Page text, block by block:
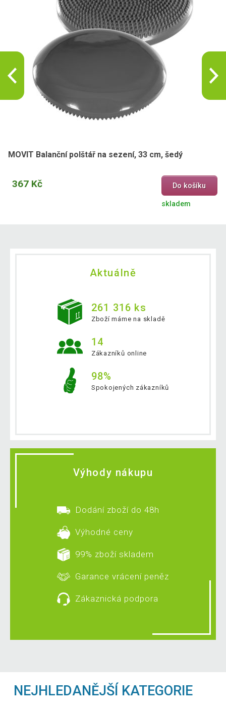
MOVIT Balanční polštář na sezení, 33 cm, šedý
367 Kč Do košíku
skladem
Aktuálně
261 316 ks
Zboží máme na skladě
14
Zákazníků online
98%
Spokojených zákazníků
Výhody nákupu
Dodání zboží do 48h
Výhodné ceny
99% zboží skladem
Garance vrácení peněz
Zákaznická podpora
NEJHLEDANĚJŠÍ KATEGORIE